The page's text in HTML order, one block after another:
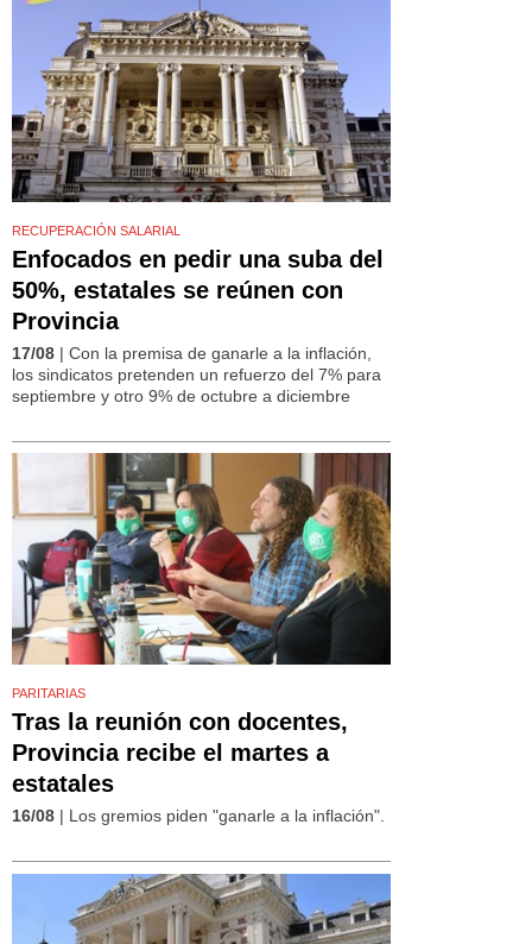
RECUPERACIÓN SALARIAL
Enfocados en pedir una suba del
50%, estatales se reúnen con
Provincia
17/08 | Con la premisa de ganarle a la inflación,
los sindicatos pretenden un refuerzo del 7% para
septiembre y otro 9% de octubre a diciembre
PARITARIAS
Tras la reunión con docentes,
Provincia recibe el martes a
estatales
16/08 | Los gremios piden "ganarle a la inflación".